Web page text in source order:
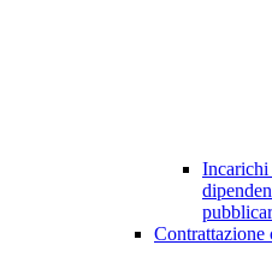
Incarichi
Contrattazione